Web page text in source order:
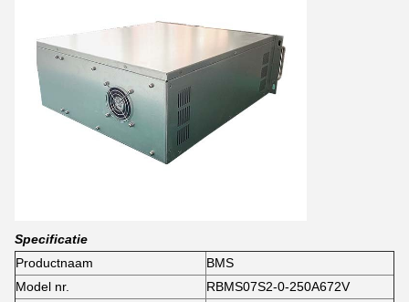
Specificatie
Productnaam
BMS
Model nr.
RBMS07S2-0-250A672V